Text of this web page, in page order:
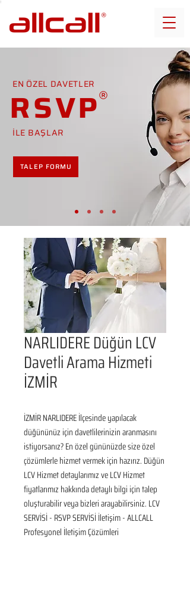
EN ÖZEL DAVETLER
RSVP
İLE BAŞLAR
TALEP FORMU
NARLIDERE Düğün LCV
Davetli Arama Hizmeti
İZMİR
İZMİR NARLIDERE İlçesinde yapılacak
düğününüz için davetlilerinizin aranmasını
istiyorsanız? En özel gününüzde size özel
çözümlerle hizmet vermek için hazırız. Düğün
LCV Hizmet detaylarımız ve LCV Hizmet
fiyatlarımız hakkında detaylı bilgi için talep
oluşturabilir veya bizleri arayabilirsiniz. LCV
SERVİSİ - RSVP SERVİSİ İletişim - ALLCALL
Profesyonel İletişim Çözümleri